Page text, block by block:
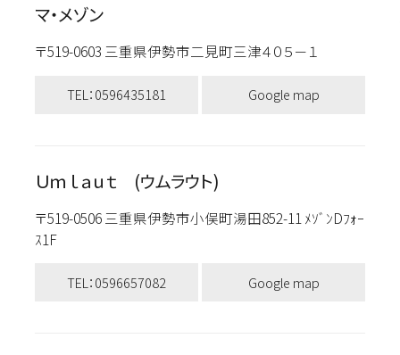
マ・メゾン
〒519-0603 三重県伊勢市二見町三津４０５－１
TEL：0596435181 Google map
Ｕｍｌａｕｔ (ウムラウト)
〒519-0506 三重県伊勢市小俣町湯田852-11 ﾒｿﾞﾝDﾌｫｰ
ｽ1F
TEL：0596657082 Google map